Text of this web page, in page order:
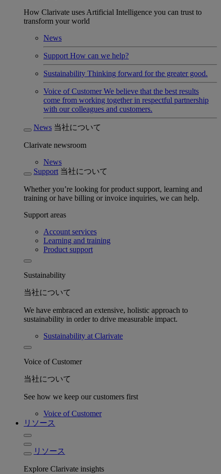
How Clarivate uses Artificial Intelligence you can trust to
transform your world
News
Support How can we help?
Sustainability Thinking forward for the greater good.
Voice of Customer We believe that the best results
come from working together in respectful partnership
with our colleagues and customers.
News 当社について
Clarivate newsroom
News
Support 当社について
Whether you’re looking for product support, learning and
training or have billing or invoice inquiries, we can help.
Support areas
Account services
Learning and training
Product support
Sustainability
当社について
We have embraced an extensive, holistic approach to
sustainability in order to drive measurable impact.
Sustainability at Clarivate
Voice of Customer
当社について
See how we keep our customers first
Voice of Customer
リソース
リソース
Explore Clarivate insights